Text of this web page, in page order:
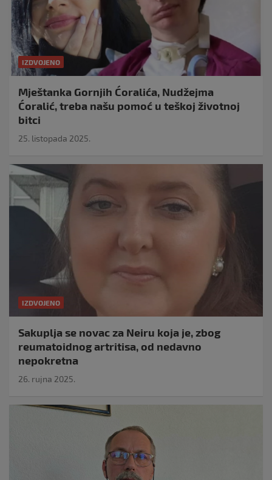
IZDVOJENO
Mještanka Gornjih Ćoralića, Nudžejma
Ćoralić, treba našu pomoć u teškoj životnoj
bitci
25. listopada 2025.
IZDVOJENO
Sakuplja se novac za Neiru koja je, zbog
reumatoidnog artritisa, od nedavno
nepokretna
26. rujna 2025.